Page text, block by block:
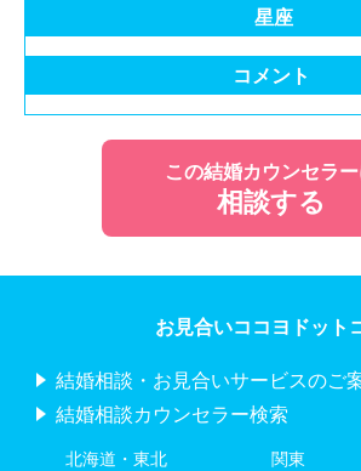
星座
コメント
この結婚カウンセラ
相談する
お見合いココヨドット
結婚相談・お見合いサービスのご
結婚相談カウンセラー検索
北海道・東北 関東